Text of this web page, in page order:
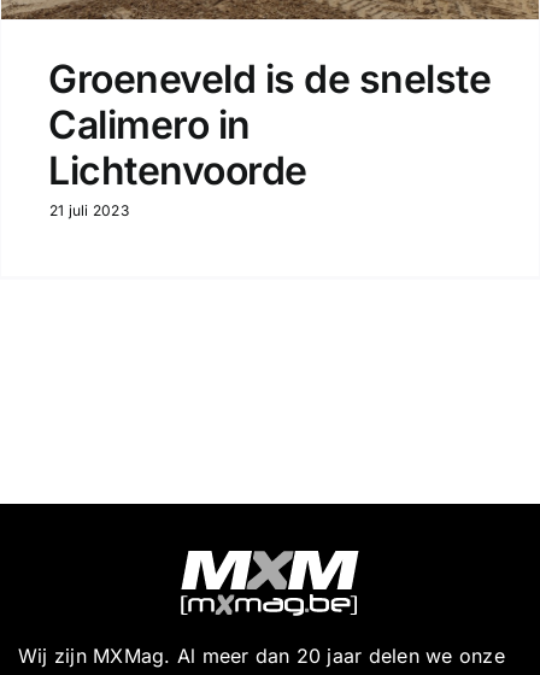
Groeneveld is de snelste
Calimero in
Lichtenvoorde
21 juli 2023
Wij zijn MXMag. Al meer dan 20 jaar delen we onze